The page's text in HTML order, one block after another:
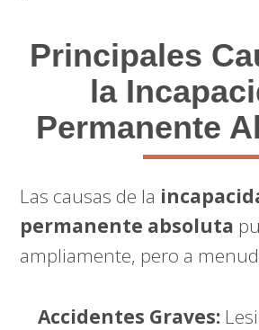
Principales
la
Permanente
Las causas de la
permanente absoluta
ampliamente, pero a
Accidentes Graves: